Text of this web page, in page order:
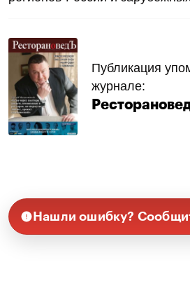
Публикация
журнале:
Нашли ошибку?